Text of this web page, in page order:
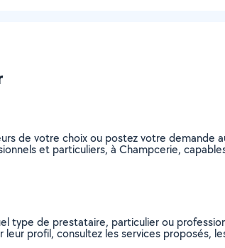
de votre choix ou postez votre demande
et particuliers, à Champcerie,
type de prestataire, particulier ou
profil, consultez les services proposés,